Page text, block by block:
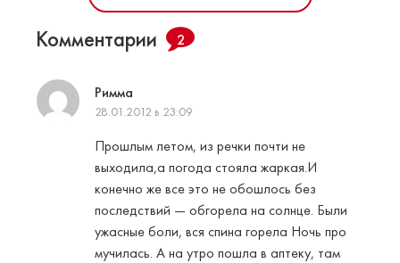
Комментарии 2
Римма
28.01.2012 в 23:09
Прошлым летом, из речки почти не
выходила,а погода стояла жаркая.И
конечно же все это не обошлось без
последствий — обгорела на солнце. Были
ужасные боли, вся спина горела Ночь про
мучилась. А на утро пошла в аптеку, там